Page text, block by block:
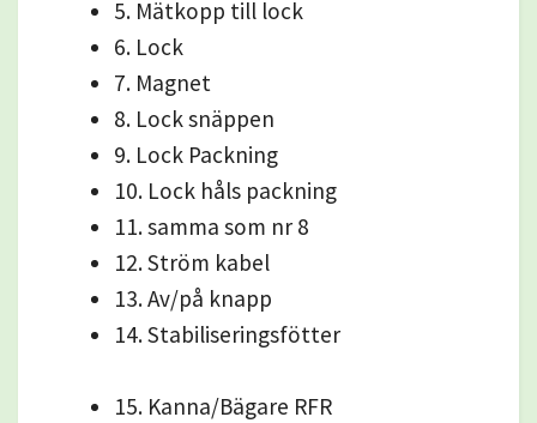
5. Mätkopp till lock
6. Lock
7. Magnet
8. Lock snäppen
9. Lock Packning
10. Lock håls packning
11. samma som nr 8
12. Ström kabel
13. Av/på knapp
14. Stabiliseringsfötter
15. Kanna/Bägare RFR